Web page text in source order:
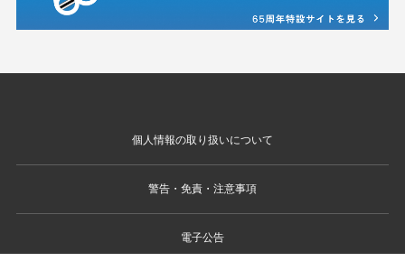
個人情報の取り扱いについて
警告・免責・注意事項
電子公告